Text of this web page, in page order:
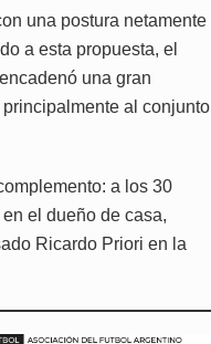
una postura netamente
a esta propuesta, el
una gran
al conjunto
a los 30
el dueño de casa,
Ricardo Priori en la